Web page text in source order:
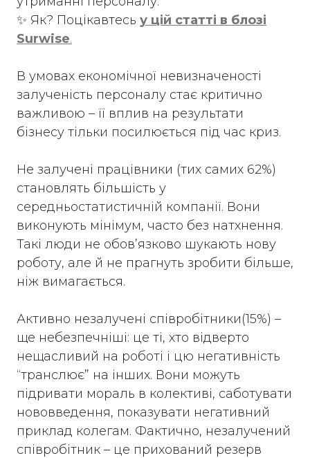
✨ Як? Поцікавтесь у цій статті в блозі
Surwise.
В умовах економічної невизначеності
залученість персоналу стає критично
важливою – її вплив на результати
бізнесу тільки посилюється під час криз.
Не залучені працівники (тих самих 62%)
становлять більшість у
середньостатистичній компанії. Вони
виконують мінімум, часто без натхнення.
Такі люди не обов’язково шукають нову
роботу, але й не прагнуть зробити більше,
ніж вимагається.
Активно незалучені співробітники(15%) –
ще небезпечніші: це ті, хто відверто
нещасливий на роботі і цю негативність
“транслює” на інших. Вони можуть
підривати мораль в колективі, саботувати
нововведення, показувати негативний
приклад колегам. Фактично, незалучений
співробітник – це прихований резерв